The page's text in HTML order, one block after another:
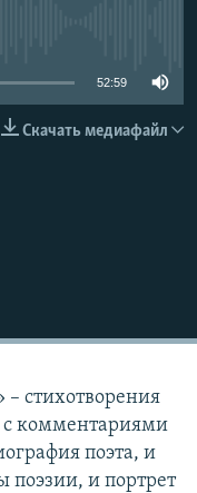
52:59
Скачать медиафайл
стихотворения
с комментариями
поэта, и
поэзии, и портрет